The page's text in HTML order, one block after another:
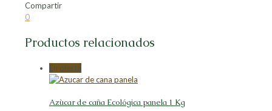
Compartir
Compartir
Facebook
Compartir
X
Compartir
LinkedIn
Compartir
Pinterest
0
Productos relacionados
En oferta
Azùcar de caña Ecológica panela 1 Kg